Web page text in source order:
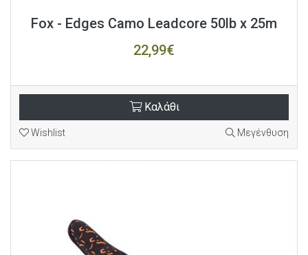
Fox - Edges Camo Leadcore 50lb x 25m
22,99€
Καλάθι
Wishlist Μεγένθυση